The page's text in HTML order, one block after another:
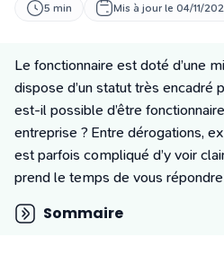
Statut auto-entrepreneur
Programmes de Formation
L’académie
Tarifs
5 min Mis à jour le 04/11/
Le fonctionnaire est doté d’une
dispose d’un statut très encadré
est-il possible d’être
entreprise ? Entre dérogations,
est parfois compliqué d’y voir
prend le temps de vous
Sommaire